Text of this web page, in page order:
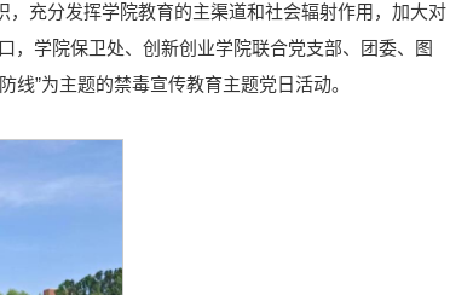
充分发挥学院教育的主渠道和社会辐射作用，加大对
，学院保卫处、创新创业学院联合党支部、团委、图
”为主题的禁毒宣传教育主题党日活动。